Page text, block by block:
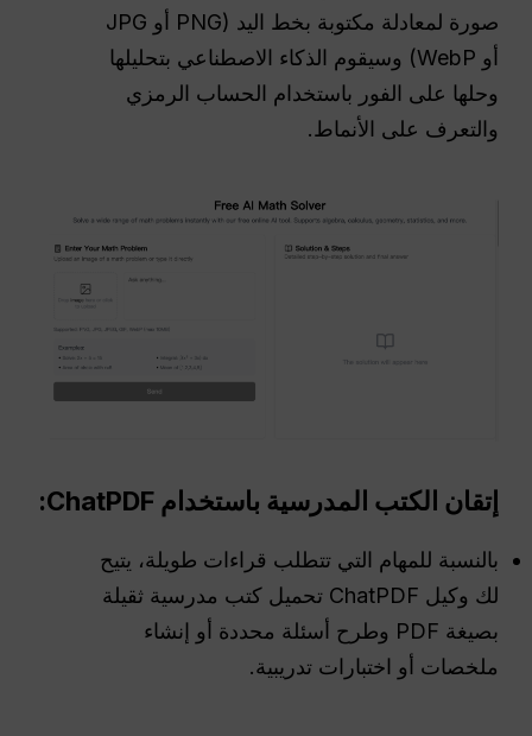
صورة لمعادلة مكتوبة بخط اليد (PNG أو JPG
أو WebP) وسيقوم الذكاء الاصطناعي بتحليلها
وحلها على الفور باستخدام الحساب الرمزي
والتعرف على الأنماط.
إتقان الكتب المدرسية باستخدام ChatPDF:
بالنسبة للمهام التي تتطلب قراءات طويلة، يتيح
لك وكيل ChatPDF تحميل كتب مدرسية ثقيلة
بصيغة PDF وطرح أسئلة محددة أو إنشاء
ملخصات أو اختبارات تدريبية.